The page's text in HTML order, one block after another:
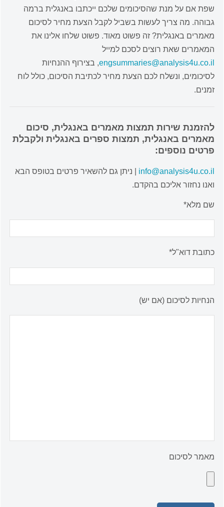
שפת אם על מנת שהסיכומים שלכם ייכתבו באנגלית ברמה
גבוהה. מה צריך לעשות בשביל לקבל הצעת מחיר לסיכום
מאמרים באנגלית? זה פשוט מאוד. פשוט שלחו אלינו את
המאמרים שאת רוצים לסכם למייל
engsummaries@analysis4u.co.il, בצירוף ההנחיות
לסיכומים, ונשלח לכם הצעת מחיר לכתיבת הסיכום, כולל לוח
זמנים.
להזמנת שירות תמצות מאמרים באנגלית, סיכום
מאמרים באנגלית, תמצות ספרים באנגלית ולקבלת
פרטים נוספים:
info@analysis4u.co.il | ניתן גם להשאיר פרטים בטופס הבא
ואנו נחזור אליכם בהקדם.
שם מלא*
כתובת דוא"ל*
הנחיות לסיכום (אם יש)
מאמר לסיכום